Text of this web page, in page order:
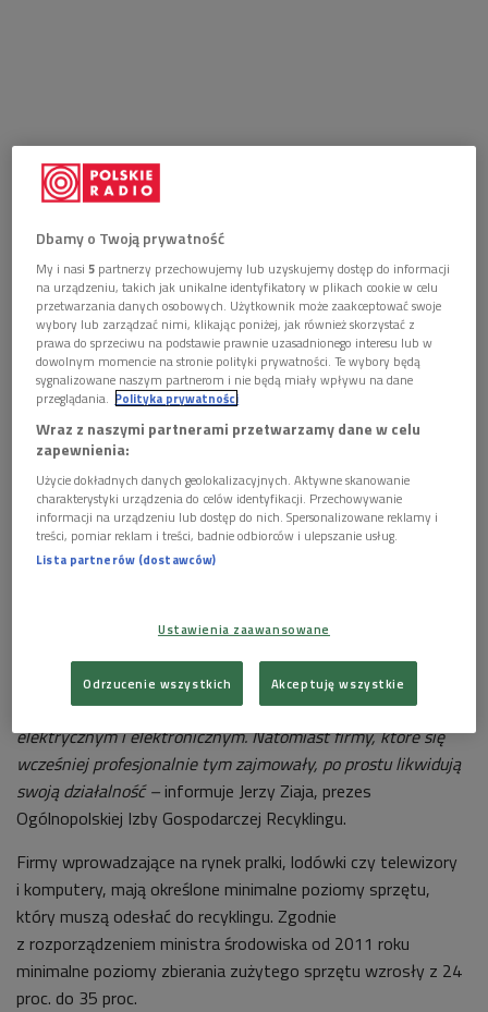
Jerzy Ziaja, prezes Ogólnopolskiej Izby Gospodarczej
Recyklingu uważa, że oficjalne liczby to fikcja, bo wiele
elektrośmieci w rzeczywistości ląduje w lasach, a firmy
zajmujące się ich recyklingiem, przestają funkcjonować,
– Zainteresowanie zużytym sprzętem elektrycznym
i elektronicznym wzrasta, bo zwiększa się ilość punktów
zbiórki. Ale to jest tylko pozór, ponieważ pod tym punktem
zbiórki ukryte są sklepy, które handlują sprzętem
elektrycznym i elektronicznym. Natomiast firmy, które się
wcześniej profesjonalnie tym zajmowały, po prostu likwidują
swoją działalność – informuje Jerzy Ziaja, prezes
Ogólnopolskiej Izby Gospodarczej Recyklingu.
Firmy wprowadzające na rynek pralki, lodówki czy telewizory
i komputery, mają określone minimalne poziomy sprzętu,
który muszą odesłać do recyklingu. Zgodnie
z rozporządzeniem ministra środowiska od 2011 roku
minimalne poziomy zbierania zużytego sprzętu wzrosły z 24
proc. do 35 proc.
Dbamy o Twoją prywatność
My i nasi5 partnerzy przechowujemy lub uzyskujemy dostęp do informacji
na urządzeniu, takich jak unikalne identyfikatory w plikach cookie w celu
przetwarzania danych osobowych. Użytkownik może zaakceptować swoje
wybory lub zarządzać nimi, klikając poniżej, jak również skorzystać z
prawa do sprzeciwu na podstawie prawnie uzasadnionego interesu lub w
dowolnym momencie na stronie polityki prywatności. Te wybory będą
sygnalizowane naszym partnerom i nie będą miały wpływu na dane
przeglądania. Polityka prywatności
Wraz z naszymi partnerami przetwarzamy dane w celu
zapewnienia:
Użycie dokładnych danych geolokalizacyjnych. Aktywne skanowanie
charakterystyki urządzenia do celów identyfikacji. Przechowywanie
informacji na urządzeniu lub dostęp do nich. Spersonalizowane reklamy i
treści, pomiar reklam i treści, badnie odbiorców i ulepszanie usług.
Lista partnerów (dostawców)
Ustawienia zaawansowane
Odrzucenie wszystkich Akceptuję wszystkie